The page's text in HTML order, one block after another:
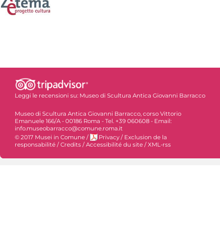
Leggi le recensioni su: Museo di Scultura Antica Giovanni Barracco
Museo di Scultura Antica Giovanni Barracco, corso Vittorio
Emanuele 166/A - 00186 Roma - Tel. +39 060608 - Email:
info.museobarracco@comune.roma.it
© 2017 Musei in Comune / Privacy / Exclusion de la
responsabilité / Credits / Accessibilité du site / XML-rss